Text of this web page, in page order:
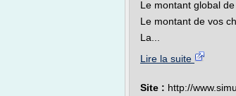
Le montant global
Le montant de vos
La...
Lire la suite
Site : http://